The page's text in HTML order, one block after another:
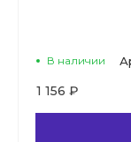
В наличии
1 156 ₽